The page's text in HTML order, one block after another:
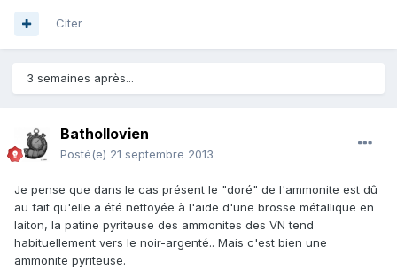
Citer
3 semaines après...
Bathollovien
Posté(e) 21 septembre 2013
Je pense que dans le cas présent le "doré" de l'ammonite est dû
au fait qu'elle a été nettoyée à l'aide d'une brosse métallique en
laiton, la patine pyriteuse des ammonites des VN tend
habituellement vers le noir-argenté.. Mais c'est bien une
ammonite pyriteuse.